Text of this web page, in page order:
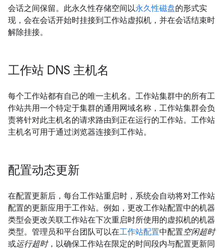
会话之间保留。此永久性存储空间以永久性磁盘的形式实
现，会在会话开始时挂接到工作站虚拟机，并在会话结束时
解除挂接。
工作站 DNS 主机名
每个工作站都有自己的唯一主机名。工作站集群中的所有工
作站共用一个特定于集群的通用网域名称，工作站集群会负
责将针对此主机名的请求路由到正在运行的工作站。工作站
主机名可用于通过浏览器连接到工作站。
配置动态更新
在配置更新后，每台工作站重启时，系统会自动将对工作站
配置的更新应用于工作站。例如，更改工作站配置中的机器
类型会更改关联工作站在下次重启时所使用的虚拟机的机器
类型。管理员和平台团队可以在工作站配置中配置空闲超时
或运行超时，以确保工作站在限定的时间段内与配置更新同